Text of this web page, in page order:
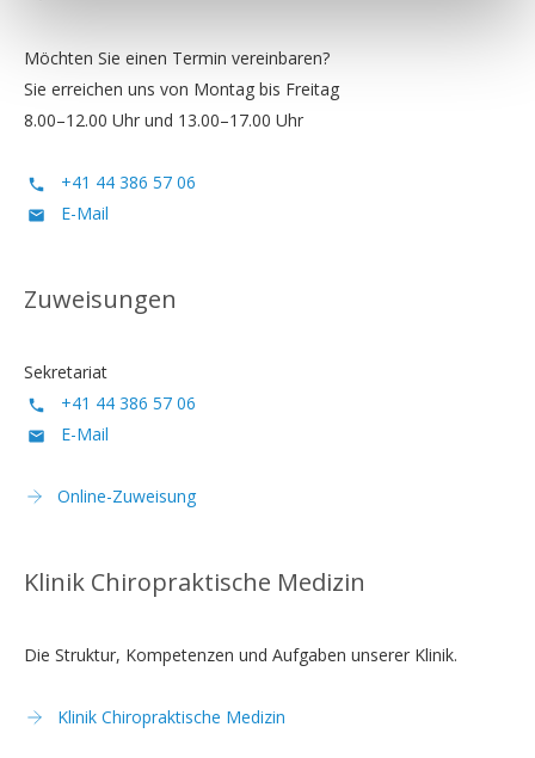
Möchten Sie einen Termin vereinbaren?
Sie erreichen uns von Montag bis Freitag
8.00–12.00 Uhr und 13.00–17.00 Uhr
+41 44 386 57 06
E-Mail
Zuweisungen
Sekretariat
+41 44 386 57 06
E-Mail
Online-Zuweisung
Klinik Chiropraktische Medizin
Die Struktur, Kompetenzen und Aufgaben unserer Klinik.
Klinik Chiropraktische Medizin